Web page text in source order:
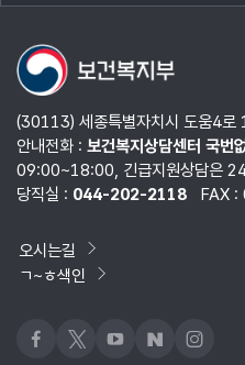
열기
(30113) 세종특별자치시 도움4로
안내전화 : 보건복지상담센터 국번
09:00~18:00, 긴급지원상담은
당직실 : 044-202-2118 FAX
오시는길
ㄱ~ㅎ색인
페이스북
x 유튜브네이버블로
인스타